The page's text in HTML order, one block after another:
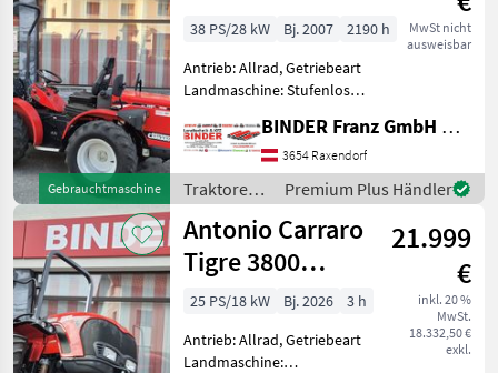
Gebrauchtmaschine
MwSt nicht
ausweisbar
38 PS/28 kW Bj. 2007
2190 h
Antrieb: Allrad, Getriebeart
Landmaschine: Stufenloses
Kabine,
Zapfwellendrehzahl:
540/1000,
Höchstgeschwindigkeit in
km/h: 30 km/h, Abgasstufe:
BINDER Franz GmbH & CoKG
3654 Raxendorf
Traktoren /
Antonio
Carraro
Premium Plus Händler
Antonio Carraro
Tigre 3800
Monty
21.999
€
inkl. 20 %
MwSt.
18.332,50 €
exkl.
25 PS/18 kW Bj. 2026
3 h
Antrieb: Allrad, Getriebeart
Landmaschine: